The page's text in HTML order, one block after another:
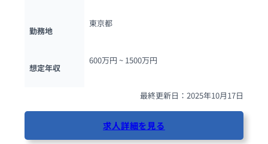
勤務地
東京都
想定年収
600万円 ~ 1500万円
最終更新日：2025年10月17日
求人詳細を見る